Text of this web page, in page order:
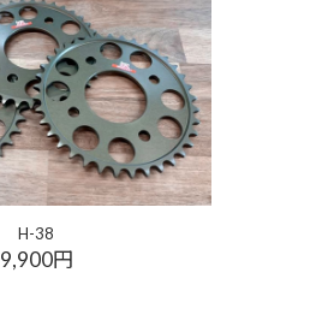
H-38
9,900円